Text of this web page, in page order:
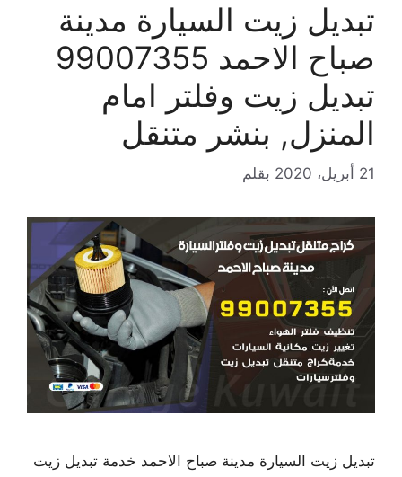
تبديل زيت السيارة مدينة
صباح الاحمد 99007355
تبديل زيت وفلتر امام
المنزل, بنشر متنقل
21 أبريل، 2020 بقلم
تبديل زيت السيارة مدينة صباح الاحمد خدمة تبديل زيت